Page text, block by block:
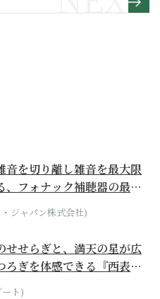
音を切り離し雑音を最大限
、フォナック補聴器の最上
ジャパン株式会社)
せせらぎと、満天の星が広
ろぎを体感できる『西表島
ト)